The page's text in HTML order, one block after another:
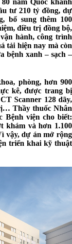
tư 210 tỷ đồng, dự
bổ sung thêm 100
điều trị đồng bộ,
hành, công trình
tải hiện nay mà còn
bệnh xanh – sạch –
phòng, hơn 900
kê, được trang bị
Scanner 128 dãy,
Thầy thuốc Nhân
Bệnh viện cho biết:
khám và hơn 1.100
vậy, dự án mở rộng
triển khai kỹ thuật